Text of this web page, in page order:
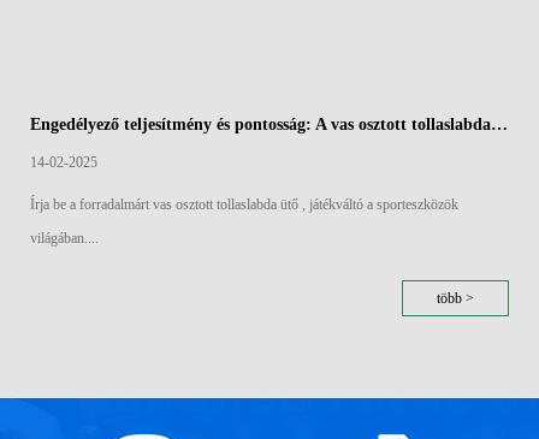
Engedélyező teljesítmény és pontosság: A vas osztott tollaslabda ütők aerodinamikai széle
14-02-2025
Írja be a forradalmárt vas osztott tollaslabda ütő , játékváltó a sporteszközök
világában....
több >